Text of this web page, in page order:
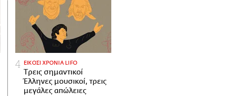
ΕΙΚΟΣΙ ΧΡΟΝΙΑ LIFO
Tρεις σημαντικοί
Έλληνες μουσικοί, τρεις
μεγάλες απώλειες